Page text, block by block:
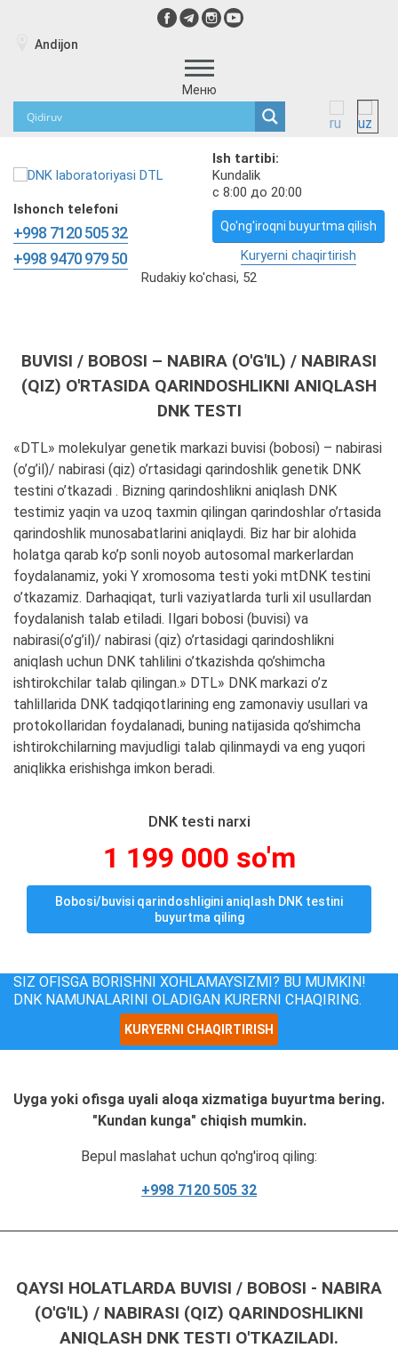
Andijon
Меню
Ish tartibi:
Kundalik
с 8:00 до 20:00
Ishonch telefoni
+998 7120 505 32
+998 9470 979 50
Qo'ng'iroqni buyurtma qilish
Kuryerni chaqirtirish
Rudakiy ko'chasi, 52
BUVISI / BOBOSI – NABIRA (O'G'IL) / NABIRASI
(QIZ) O'RTASIDA QARINDOSHLIKNI ANIQLASH
DNK TESTI
«DTL» molekulyar genetik markazi buvisi (bobosi) – nabirasi
(o’g’il)/ nabirasi (qiz) o’rtasidagi qarindoshlik genetik DNK
testini o’tkazadi . Bizning qarindoshlikni aniqlash DNK
testimiz yaqin va uzoq taxmin qilingan qarindoshlar o’rtasida
qarindoshlik munosabatlarini aniqlaydi. Biz har bir alohida
holatga qarab ko’p sonli noyob autosomal markerlardan
foydalanamiz, yoki Y xromosoma testi yoki mtDNK testini
o’tkazamiz. Darhaqiqat, turli vaziyatlarda turli xil usullardan
foydalanish talab etiladi. Ilgari bobosi (buvisi) va
nabirasi(o’g’il)/ nabirasi (qiz) o’rtasidagi qarindoshlikni
aniqlash uchun DNK tahlilini o’tkazishda qo’shimcha
ishtirokchilar talab qilingan.» DTL» DNK markazi o’z
tahlillarida DNK tadqiqotlarining eng zamonaviy usullari va
protokollaridan foydalanadi, buning natijasida qo’shimcha
ishtirokchilarning mavjudligi talab qilinmaydi va eng yuqori
aniqlikka erishishga imkon beradi.
DNK testi narxi
1 199 000 so'm
Bobosi/buvisi qarindoshligini aniqlash DNK testini
buyurtma qiling
SIZ OFISGA BORISHNI XOHLAMAYSIZMI? BU MUMKIN!
DNK NAMUNALARINI OLADIGAN KURERNI CHAQIRING.
KURYERNI CHAQIRTIRISH
Uyga yoki ofisga uyali aloqa xizmatiga buyurtma bering.
"Kundan kunga" chiqish mumkin.
Bepul maslahat uchun qo'ng'iroq qiling:
+998 7120 505 32
QAYSI HOLATLARDA BUVISI / BOBOSI - NABIRA
(O'G'IL) / NABIRASI (QIZ) QARINDOSHLIKNI
ANIQLASH DNK TESTI O'TKAZILADI.